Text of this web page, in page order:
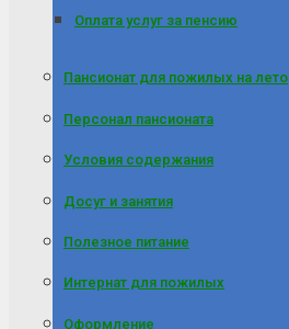
Оплата услуг за пенсию
Пансионат для пожилых на лето
Персонал пансионата
Условия содержания
Досуг и занятия
Полезное питание
Интернат для пожилых
Оформление